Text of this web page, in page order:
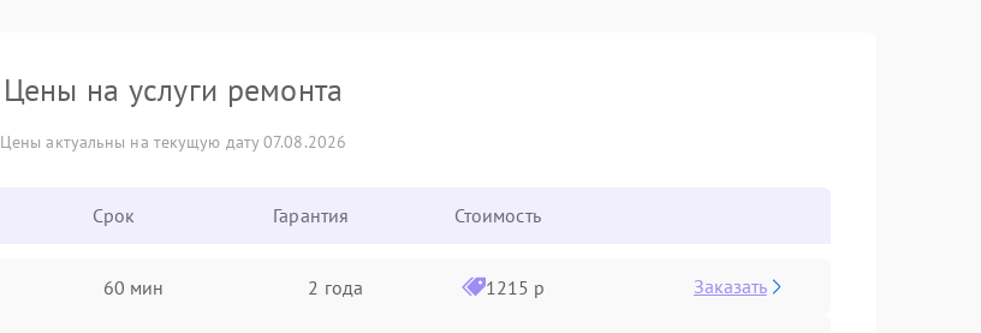
Цены на услуги ремонта
Цены актуальны на текущую дату 07.08.2026
Срок Гарантия Стоимость
60 мин 2 года 1215 р Заказать